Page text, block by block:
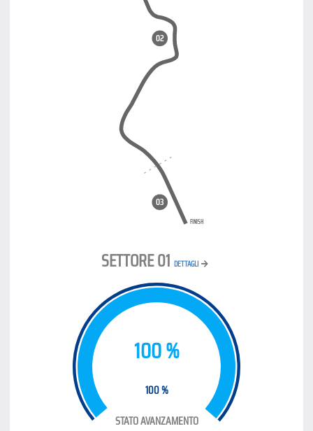
SETTORE 01DETTAGLI
STATO AVANZAMENTO
100 %
100 %